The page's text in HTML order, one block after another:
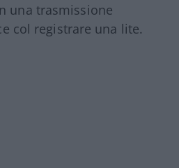
una trasmissione
col registrare una lite.